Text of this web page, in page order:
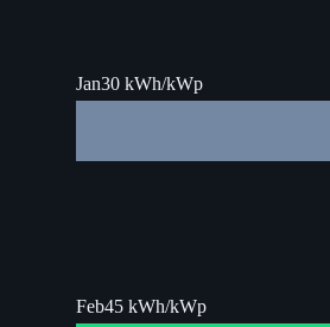
Jan30 kWh/kWp
Feb45 kWh/kWp